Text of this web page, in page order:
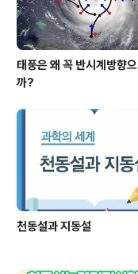
태풍은 왜 꼭 반시계방향
까?
천동설과 지동설